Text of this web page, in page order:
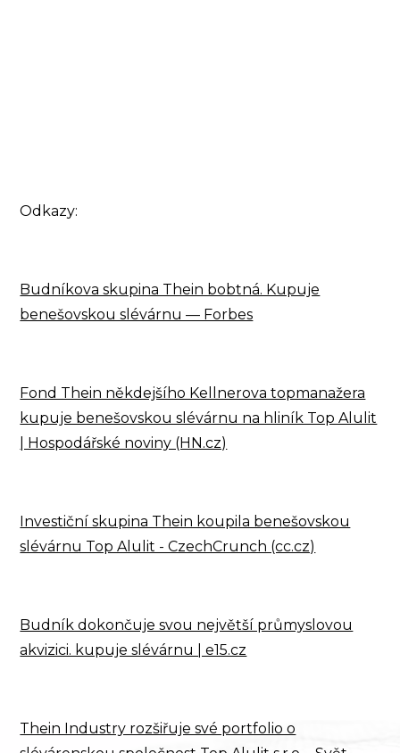
Odkazy:
Budníkova skupina Thein bobtná. Kupuje
benešovskou slévárnu — Forbes
Fond Thein někdejšího Kellnerova topmanažera
kupuje benešovskou slévárnu na hliník Top Alulit
| Hospodářské noviny (HN.cz)
Investiční skupina Thein koupila benešovskou
slévárnu Top Alulit - CzechCrunch (cc.cz)
Budník dokončuje svou největší průmyslovou
akvizici. kupuje slévárnu | e15.cz
Thein Industry rozšiřuje své portfolio o